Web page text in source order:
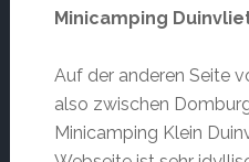
Minicamping
Auf der anderen Seite
also zwischen
Minicamping Klein